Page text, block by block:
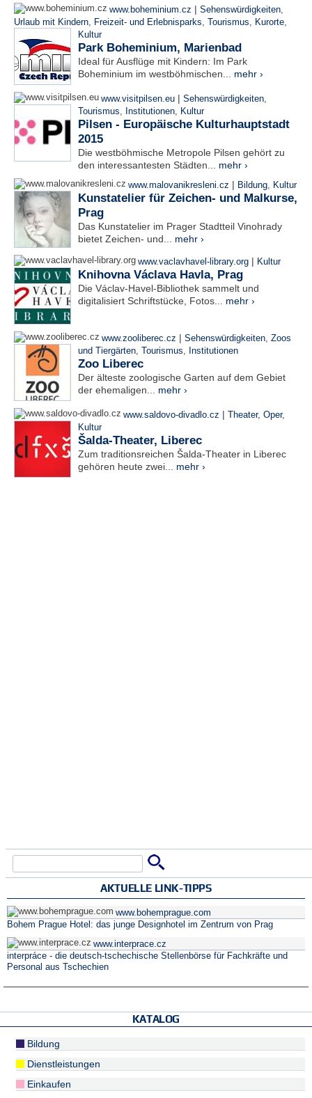
www.boheminium.cz | Sehenswürdigkeiten,
Urlaub mit Kindern, Freizeit- und Erlebnisparks, Tourismus, Kurorte,
Kultur
Park Boheminium, Marienbad
Ideal für Ausflüge mit Kindern: Im Park
Boheminium im westböhmischen... mehr ›
www.visitpilsen.eu | Sehenswürdigkeiten,
Tourismus, Institutionen, Kultur
Pilsen - Europäische Kulturhauptstadt
2015
Die westböhmische Metropole Pilsen gehört zu
den interessantesten Städten... mehr ›
www.malovanikresleni.cz | Bildung, Kultur
Kunstatelier für Zeichen- und Malkurse,
Prag
Das Kunstatelier im Prager Stadtteil Vinohrady
bietet Zeichen- und... mehr ›
www.vaclavhavel-library.org | Kultur
Knihovna Václava Havla, Prag
Die Václav-Havel-Bibliothek sammelt und
digitalisiert Schriftstücke, Fotos... mehr ›
www.zooliberec.cz | Sehenswürdigkeiten, Zoos
und Tiergärten, Tourismus, Institutionen
Zoo Liberec
Der älteste zoologische Garten auf dem Gebiet
der ehemaligen... mehr ›
www.saldovo-divadlo.cz | Theater, Oper,
Kultur
Šalda-Theater, Liberec
Zum traditionsreichen Šalda-Theater in Liberec
gehören heute zwei... mehr ›
AKTUELLE LINK-TIPPS
www.bohemprague.com
Bohem Prague Hotel: das junge Designhotel im Zentrum von Prag
www.interprace.cz
interpráce - die deutsch-tschechische Stellenbörse für Fachkräfte und
Personal aus Tschechien
KATALOG
Bildung
Dienstleistungen
Einkaufen